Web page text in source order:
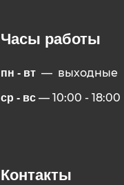
Часы работы
пн - вт — выходные
ср - вс — 10:00 - 18:00
Контакты